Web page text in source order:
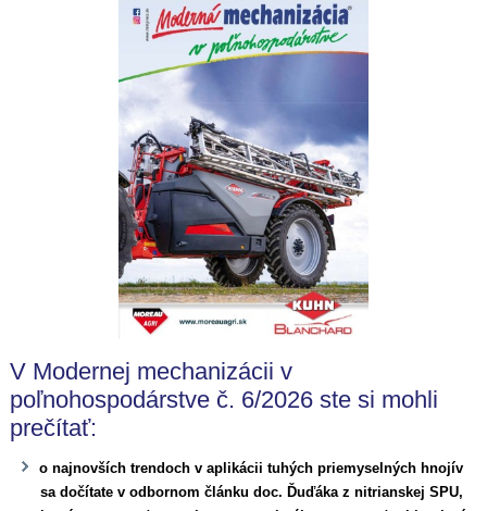
V Modernej mechanizácii v
poľnohospodárstve č. 6/2026 ste si mohli
prečítať:
o najnovších trendoch v aplikácii tuhých priemyselných hnojív
sa dočítate v odbornom článku doc. Ďuďáka z nitrianskej SPU,